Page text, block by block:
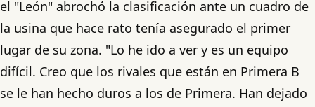
el "León" abrochó la clasificación ante un cuadro de
la usina que hace rato tenía asegurado el primer
lugar de su zona. "Lo he ido a ver y es un equipo
difícil. Creo que los rivales que están en Primera B
se le han hecho duros a los de Primera. Han dejado